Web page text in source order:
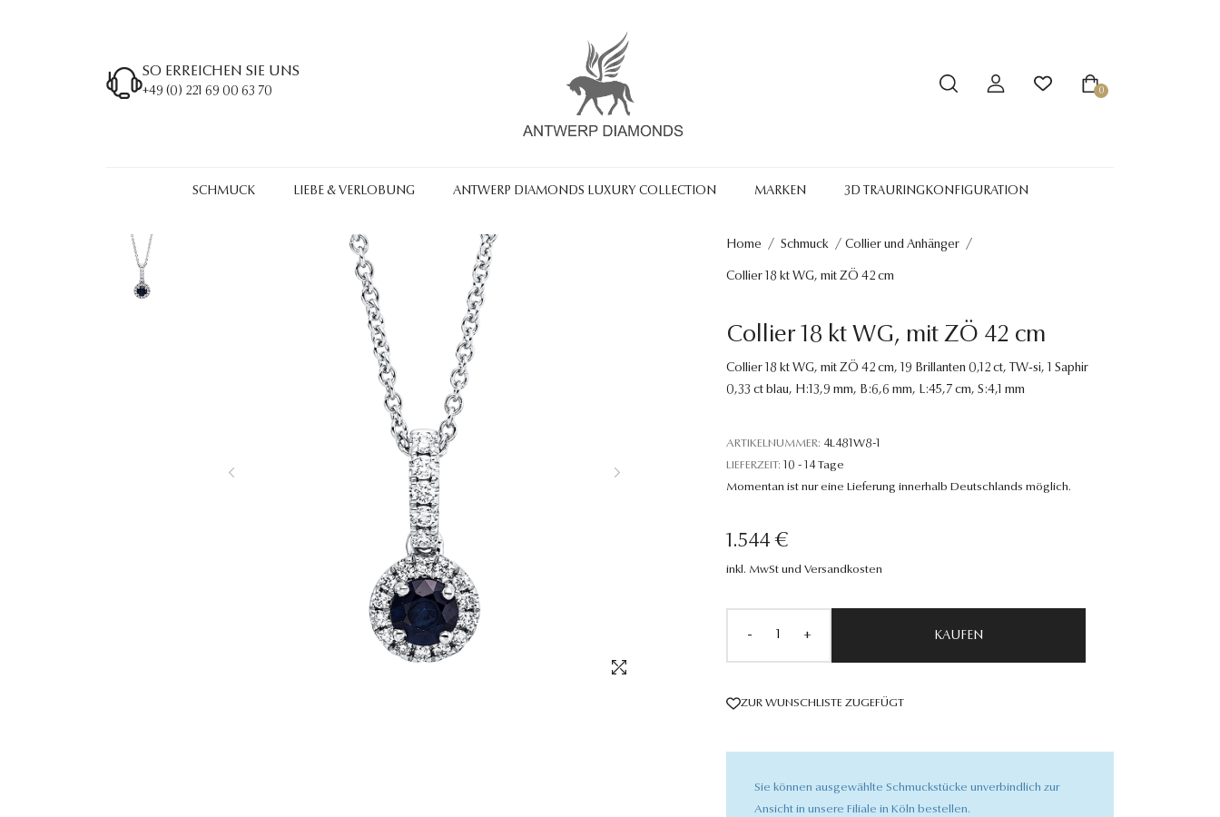
SO ERREICHEN SIE UNS
+49 (0) 221 69 00 63 70 0
SCHMUCK LIEBE & VERLOBUNG ANTWERP DIAMONDS LUXURY COLLECTION MARKEN 3D TRAURINGKONFIGURATION
Home / Schmuck / Collier und Anhänger /
Collier 18 kt WG, mit ZÖ 42 cm
Collier 18 kt WG, mit ZÖ 42 cm
Collier 18 kt WG, mit ZÖ 42 cm, 19 Brillanten 0,12 ct, TW-si, 1 Saphir
0,33 ct blau, H:13,9 mm, B:6,6 mm, L:45,7 cm, S:4,1 mm
ARTIKELNUMMER: 4L481W8-1
LIEFERZEIT: 10 - 14 Tage
Momentan ist nur eine Lieferung innerhalb Deutschlands möglich.
1.544 €
inkl. MwSt und Versandkosten
- + KAUFEN
ZUR WUNSCHLISTE ZUGEFÜGT
Sie können ausgewählte Schmuckstücke unverbindlich zur
Ansicht in unsere Filiale in Köln bestellen.